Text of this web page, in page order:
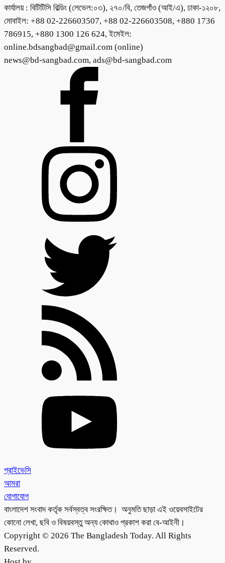
কার্যালয় : বিটিটিসি বিল্ডিং (লেভেল:০৩), ২৭০/বি, তেজগাঁও (আই/এ), ঢাকা-১২০৮,
মোবাইল: +88 02-226603507, +88 02-226603508, +880 1736
786915, +880 1300 126 624, ইমেইল:
online.bdsangbad@gmail.com (online)
news@bd-sangbad.com, ads@bd-sangbad.com
প্রাইভেসি
আমরা
যোগাযোগ
বাংলাদেশ সংবাদ কর্তৃক সর্বস্বত্ব সংরক্ষিত। অনুমতি ছাড়া এই ওয়েবসাইটের
কোনো লেখা, ছবি ও বিষয়বস্তু অন্য কোথাও প্রকাশ করা বে-আইনী।
Copyright © 2026 The Bangladesh Today. All Rights
Reserved.